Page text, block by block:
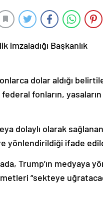
imzaladığı Başkanlık
dolar aldığı
fonların,
dolaylı olarak sağlanan
yönlendirildiği ifade
Trump’ın medyaya
“sekteye